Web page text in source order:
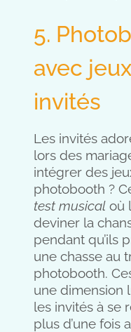
5.
avec
invités
Les invités
lors des
intégrer des
photobooth ?
test musical où
deviner la
pendant qu’ils
une chasse au
photobooth.
une dimension
les invités à se
plus d’une fois